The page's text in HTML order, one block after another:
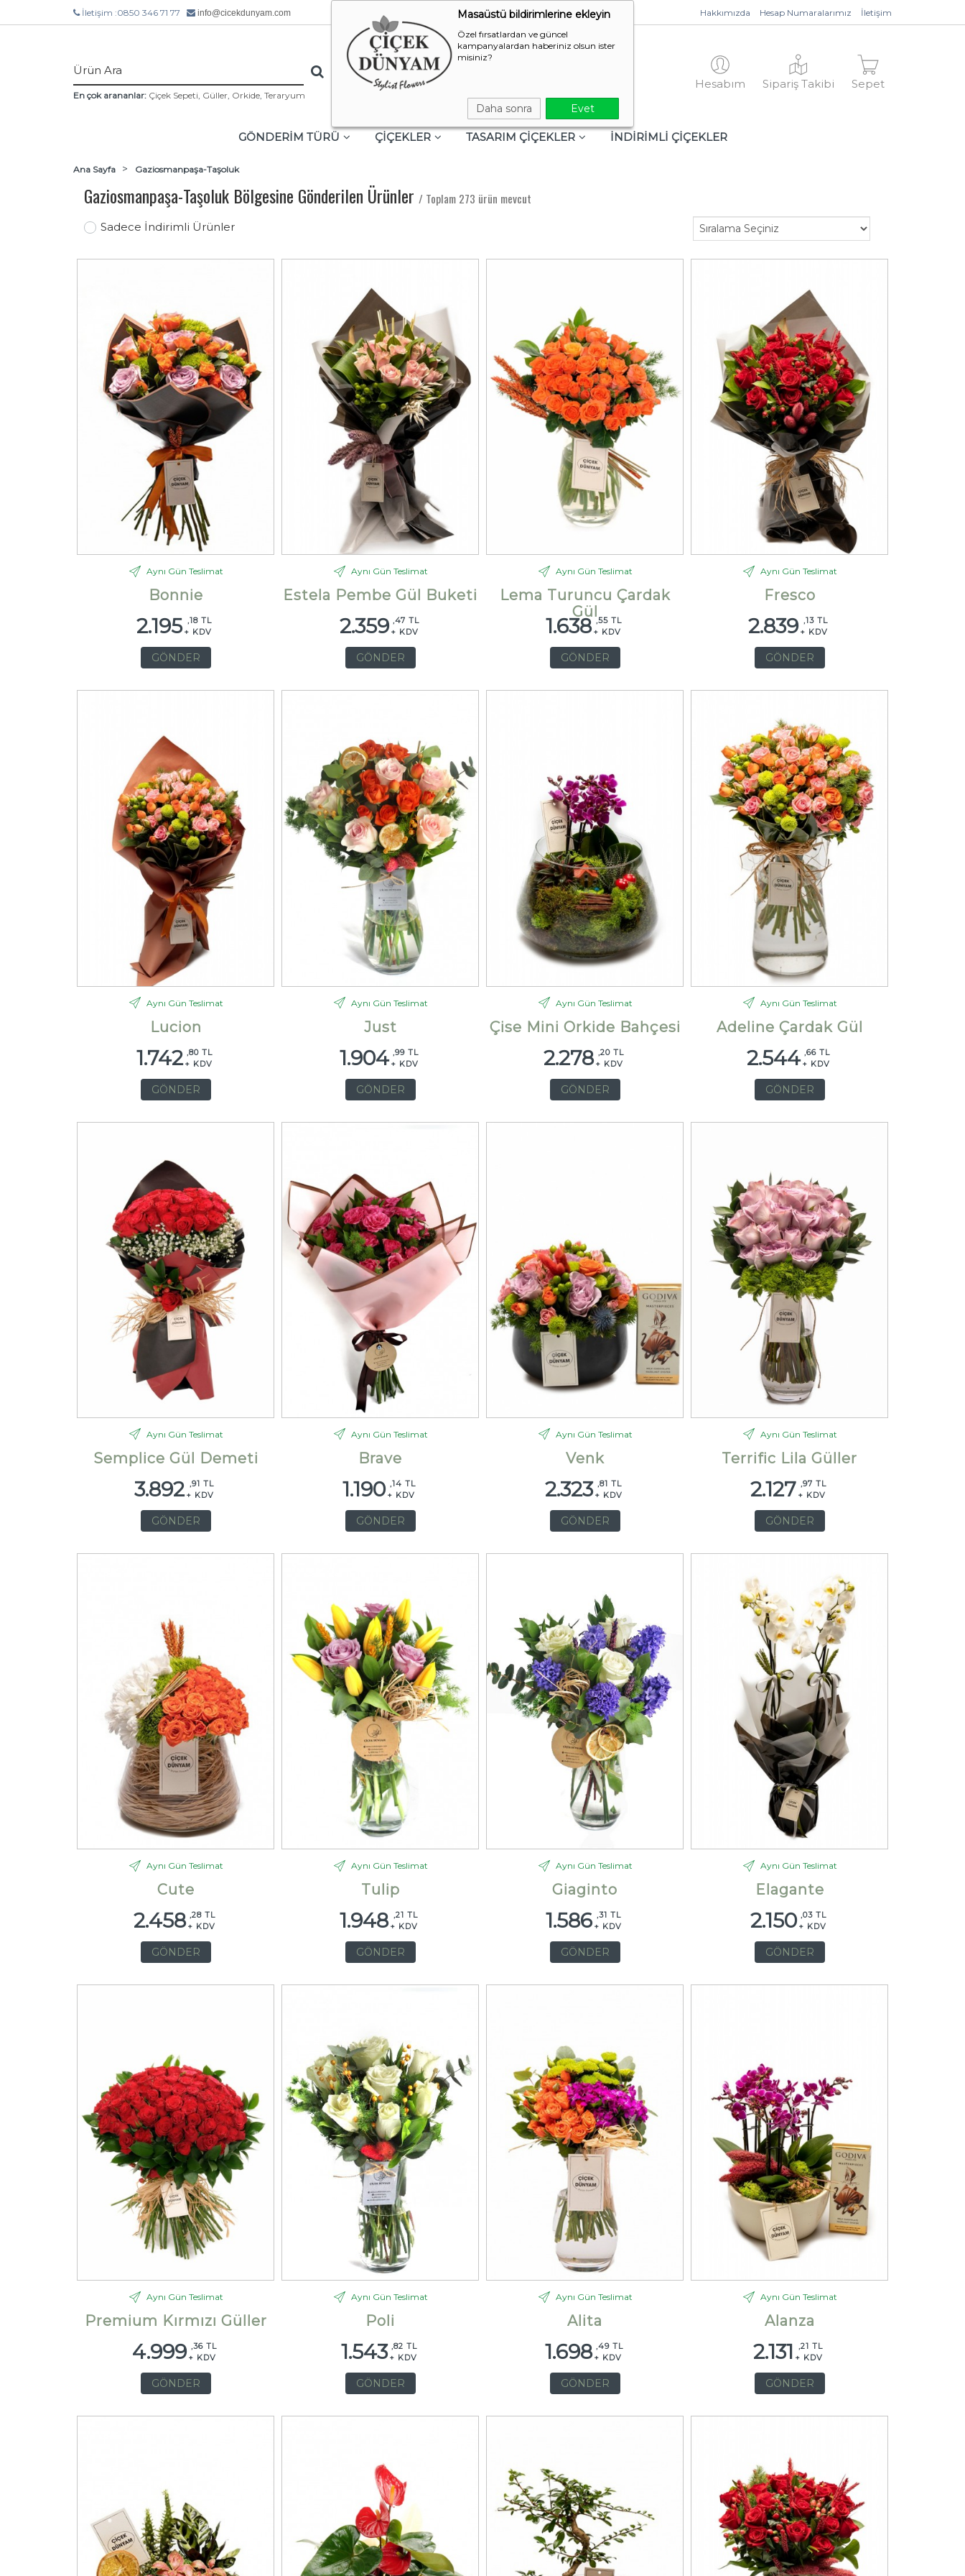
Masaüstü bildirimlerine ekleyin
Özel fırsatlardan ve güncel
kampanyalardan haberiniz olsun ister
misiniz?
Daha sonra Evet
İletişim :0850 346 71 77 info@cicekdunyam.com Hakkımızda Hesap Numaralarımız İletişim
En çok arananlar: Çiçek Sepeti, Güller, Orkide, Teraryum
Hesabım Sipariş Takibi Sepet
GÖNDERİM TÜRÜ ÇİÇEKLER TASARIM ÇİÇEKLER İNDİRİMLİ ÇİÇEKLER
Ana Sayfa Gaziosmanpaşa-Taşoluk
Gaziosmanpaşa-Taşoluk Bölgesine Gönderilen Ürünler / Toplam 273 ürün mevcut
Sadece İndirimli Ürünler
Aynı Gün Teslimat
Bonnie
2.195 ,18 TL
+ KDV
GÖNDER
Aynı Gün Teslimat
Estela Pembe Gül Buketi
2.359 ,47 TL
+ KDV
GÖNDER
Aynı Gün Teslimat
Lema Turuncu Çardak
Gül
1.638 ,55 TL
+ KDV
GÖNDER
Aynı Gün Teslimat
Fresco
2.839 ,13 TL
+ KDV
GÖNDER
Aynı Gün Teslimat
Lucion
1.742 ,80 TL
+ KDV
GÖNDER
Aynı Gün Teslimat
Just
1.904 ,99 TL
+ KDV
GÖNDER
Aynı Gün Teslimat
Çise Mini Orkide Bahçesi
2.278 ,20 TL
+ KDV
GÖNDER
Aynı Gün Teslimat
Adeline Çardak Gül
2.544 ,66 TL
+ KDV
GÖNDER
Aynı Gün Teslimat
Semplice Gül Demeti
3.892 ,91 TL
+ KDV
GÖNDER
Aynı Gün Teslimat
Brave
1.190 ,14 TL
+ KDV
GÖNDER
Aynı Gün Teslimat
Venk
2.323 ,81 TL
+ KDV
GÖNDER
Aynı Gün Teslimat
Terrific Lila Güller
2.127 ,97 TL
+ KDV
GÖNDER
Aynı Gün Teslimat
Cute
2.458 ,28 TL
+ KDV
GÖNDER
Aynı Gün Teslimat
Tulip
1.948 ,21 TL
+ KDV
GÖNDER
Aynı Gün Teslimat
Giaginto
1.586 ,31 TL
+ KDV
GÖNDER
Aynı Gün Teslimat
Elagante
2.150 ,03 TL
+ KDV
GÖNDER
Aynı Gün Teslimat
Premium Kırmızı Güller
4.999 ,36 TL
+ KDV
GÖNDER
Aynı Gün Teslimat
Poli
1.543 ,82 TL
+ KDV
GÖNDER
Aynı Gün Teslimat
Alita
1.698 ,49 TL
+ KDV
GÖNDER
Aynı Gün Teslimat
Alanza
2.131 ,21 TL
+ KDV
GÖNDER